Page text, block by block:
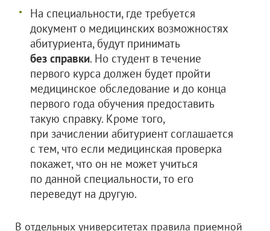
На специальности, где требуется
документ о медицинских возможностях
абитуриента, будут принимать
без справки. Но студент в течение
первого курса должен будет пройти
медицинское обследование и до конца
первого года обучения предоставить
такую справку. Кроме того,
при зачислении абитуриент соглашается
с тем, что если медицинская проверка
покажет, что он не может учиться
по данной специальности, то его
переведут на другую.
В отдельных университетах правила приемной